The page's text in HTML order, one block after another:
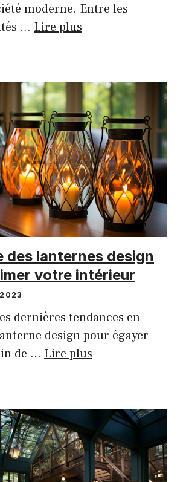
moderne. Entre les
… Lire plus
des lanternes design
votre intérieur
dernières tendances en
design pour égayer
de … Lire plus